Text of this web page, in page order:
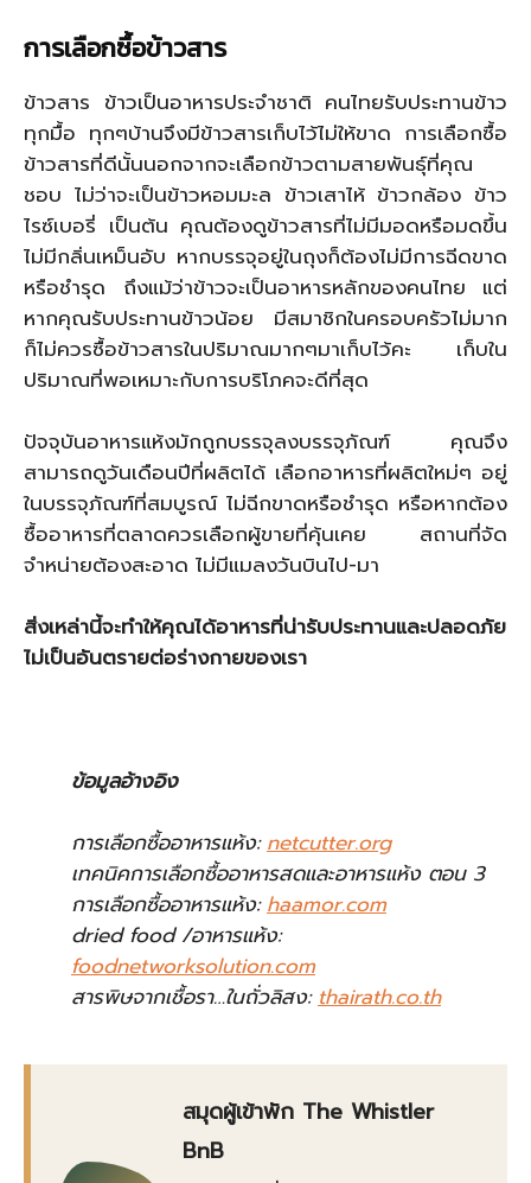
การเลือกซื้อข้าวสาร
ข้าวสาร ข้าวเป็นอาหารประจำชาติ คนไทยรับประทานข้าว
ทุกมื้อ ทุกๆบ้านจึงมีข้าวสารเก็บไว้ไม่ให้ขาด การเลือกซื้อ
ข้าวสารที่ดีนั้นนอกจากจะเลือกข้าวตามสายพันธุ์ที่คุณ
ชอบ ไม่ว่าจะเป็นข้าวหอมมะล ข้าวเสาไห้ ข้าวกล้อง ข้าว
ไรซ์เบอรี่ เป็นต้น คุณต้องดูข้าวสารที่ไม่มีมอดหรือมดขึ้น
ไม่มีกลิ่นเหม็นอับ หากบรรจุอยู่ในถุงก็ต้องไม่มีการฉีดขาด
หรือชำรุด ถึงแม้ว่าข้าวจะเป็นอาหารหลักของคนไทย แต่
หากคุณรับประทานข้าวน้อย มีสมาชิกในครอบครัวไม่มาก
ก็ไม่ควรซื้อข้าวสารในปริมาณมากๆมาเก็บไว้คะ เก็บใน
ปริมาณที่พอเหมาะกับการบริโภคจะดีที่สุด
ปัจจุบันอาหารแห้งมักถูกบรรจุลงบรรจุภัณฑ์ คุณจึง
สามารถดูวันเดือนปีที่ผลิตได้ เลือกอาหารที่ผลิตใหม่ๆ อยู่
ในบรรจุภัณฑ์ที่สมบูรณ์ ไม่ฉีกขาดหรือชำรุด หรือหากต้อง
ซื้ออาหารที่ตลาดควรเลือกผู้ขายที่คุ้นเคย สถานที่จัด
จำหน่ายต้องสะอาด ไม่มีแมลงวันบินไป-มา
สิ่งเหล่านี้จะทำให้คุณได้อาหารที่น่ารับประทานและปลอดภัย
ไม่เป็นอันตรายต่อร่างกายของเรา
ข้อมูลอ้างอิง
การเลือกซื้ออาหารแห้ง:netcutter.org
เทคนิคการเลือกซื้ออาหารสดและอาหารแห้ง ตอน 3
การเลือกซื้ออาหารแห้ง:haamor.com
dried food /อาหารแห้ง:
foodnetworksolution.com
สารพิษจากเชื้อรา…ในถั่วลิสง: thairath.co.th
สมุดผู้เข้าพัก The Whistler
BnB